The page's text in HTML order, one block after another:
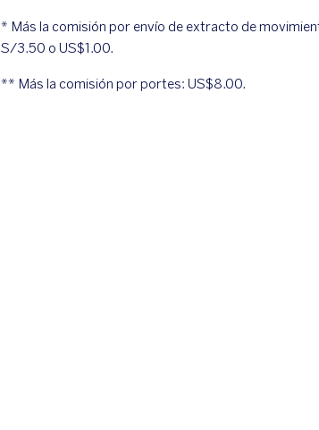
* Más la comisión por envío de extracto de
S/3.50 o US$1.00.
** Más la comisión por portes: US$8.00.